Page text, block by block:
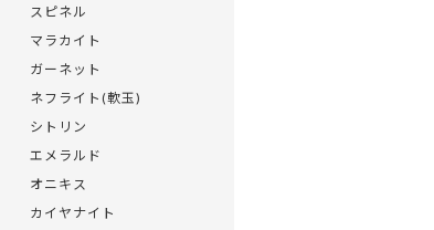
スピネル
マラカイト
ガーネット
ネフライト(軟玉)
シトリン
エメラルド
オニキス
カイヤナイト